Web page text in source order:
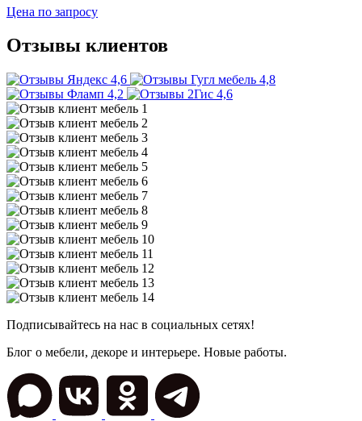
Цена по запросу
Отзывы клиентов
4,6
4,8
4,2
4,6
Подписывайтесь на нас в социальных сетях!
Блог о мебели, декоре и интерьере. Новые работы.